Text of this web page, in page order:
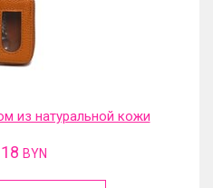
из натуральной кожи
BYN